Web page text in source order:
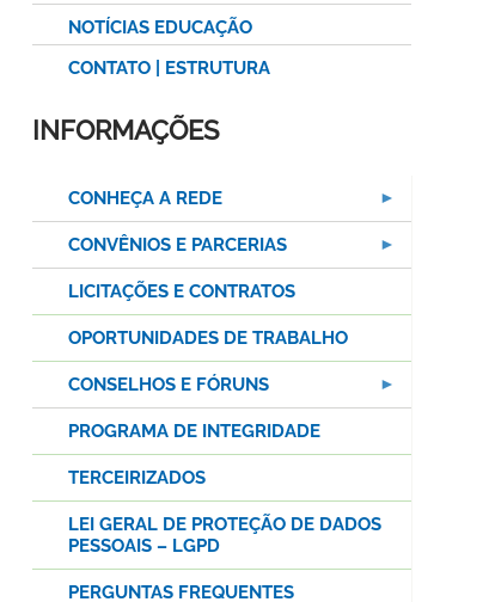
NOTÍCIAS EDUCAÇÃO
CONTATO | ESTRUTURA
INFORMAÇÕES
CONHEÇA A REDE
CONVÊNIOS E PARCERIAS
LICITAÇÕES E CONTRATOS
OPORTUNIDADES DE TRABALHO
CONSELHOS E FÓRUNS
PROGRAMA DE INTEGRIDADE
TERCEIRIZADOS
LEI GERAL DE PROTEÇÃO DE DADOS
PESSOAIS – LGPD
PERGUNTAS FREQUENTES